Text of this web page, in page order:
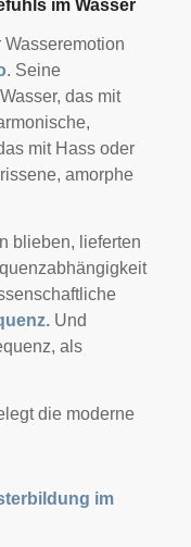
im Wasser
. Seine
das mit
mit Hass oder
amorphe
blieben, lieferten
Und
als
die moderne
im